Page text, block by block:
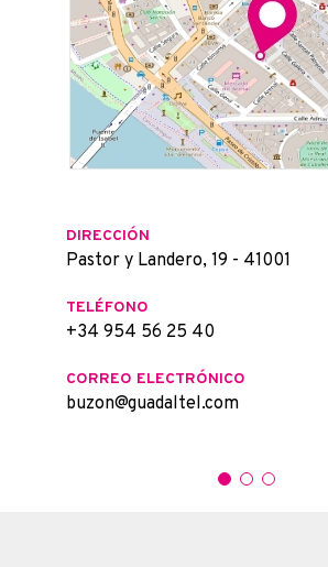
DIRECCIÓN
Pastor y Landero, 19 - 41001
TELÉFONO
+34 954 56 25 40
CORREO ELECTRÓNICO
buzon@guadaltel.com